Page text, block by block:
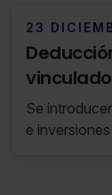
23
impacto
Se
e